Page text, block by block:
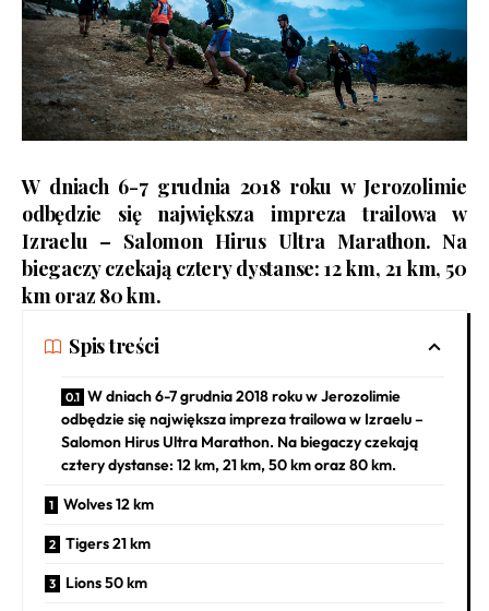
W dniach 6-7 grudnia 2018 roku w Jerozolimie
odbędzie się największa impreza trailowa w
Izraelu – Salomon Hirus Ultra Marathon. Na
biegaczy czekają cztery dystanse: 12 km, 21 km, 50
km oraz 80 km.
Spis treści
W dniach 6-7 grudnia 2018 roku w Jerozolimie
odbędzie się największa impreza trailowa w Izraelu –
Salomon Hirus Ultra Marathon. Na biegaczy czekają
cztery dystanse: 12 km, 21 km, 50 km oraz 80 km.
Wolves 12 km
Tigers 21 km
Lions 50 km